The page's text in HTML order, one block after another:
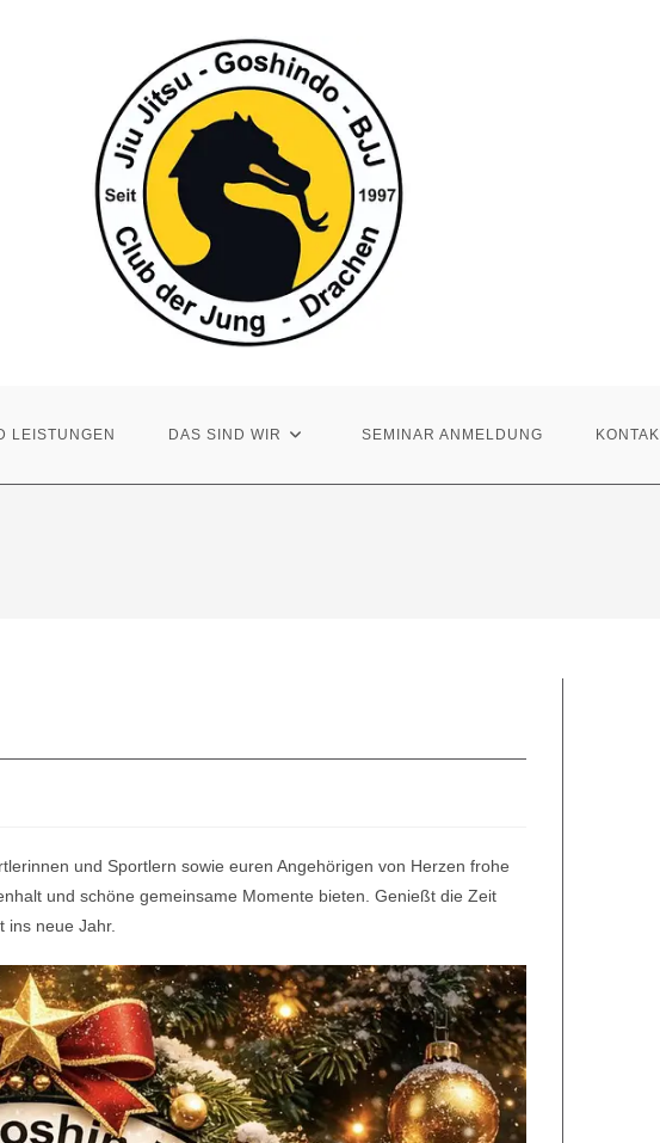
LEISTUNGEN DAS SIND WIR SEMINAR ANMELDUNG
und Sportlern sowie euren Angehörigen von Herzen frohe
und schöne gemeinsame Momente bieten. Genießt die Zeit
ins neue Jahr.